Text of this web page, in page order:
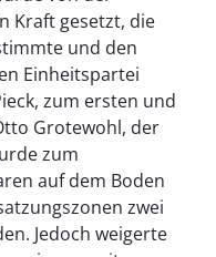
Kraft gesetzt, die
und den
Einheitspartei
zum ersten und
Grotewohl, der
zum
auf dem Boden
zwei
Jedoch weigerte